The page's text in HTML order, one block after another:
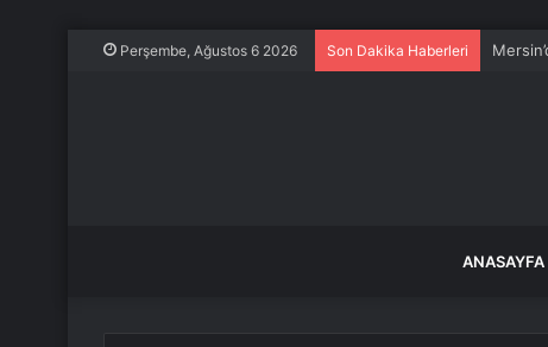
Perşembe, Ağustos 6 2026 Son Dakika Haberleri
ANASAYFA